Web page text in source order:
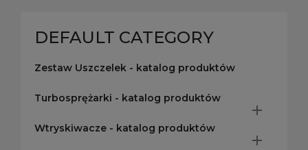
DEFAULT CATEGORY
Zestaw Uszczelek - katalog produktów
Turbosprężarki - katalog produktów

Wtryskiwacze - katalog produktów
